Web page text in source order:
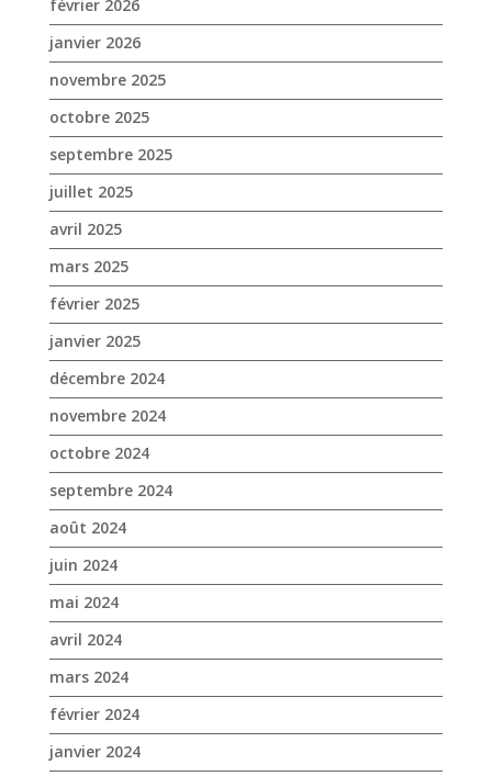
juillet 2025
avril 2025
mars 2025
février 2025
janvier 2025
décembre 2024
novembre 2024
octobre 2024
septembre 2024
août 2024
juin 2024
mai 2024
avril 2024
mars 2024
février 2024
janvier 2024
décembre 2023
novembre 2023
octobre 2023
septembre 2023
août 2023